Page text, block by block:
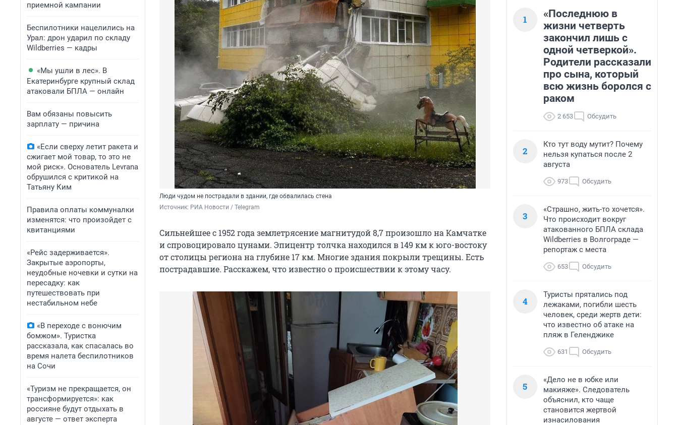
приемной кампании
Беспилотники нацелились на
Урал: дрон ударил по складу
Wildberries — кадры
«Мы ушли в лес». В
Екатеринбурге крупный склад
атаковали БПЛА — онлайн
Вам обязаны повысить
зарплату — причина
«Если сверху летит ракета и
сжигает мой товар, то это не
мой риск». Основатель Levrana
обрушился с критикой на
Татьяну Ким
Правила оплаты коммуналки
изменятся: что произойдет с
квитанциями
«Рейс задерживается».
Закрытые аэропорты,
неудобные ночевки и сутки на
пересадку: как
путешествовать при
нестабильном небе
«В переходе с вонючим
бомжом». Туристка
рассказала, как спасалась во
время налета беспилотников
на Сочи
«Туризм не прекращается, он
трансформируется»: как
россияне будут отдыхать в
августе — ответ эксперта
Люди чудом не пострадали в здании, где обвалилась стена
Источник: РИА Новости / Telegram
Сильнейшее с 1952 года землетрясение магнитудой 8,7 произошло на Камчатке
и спровоцировало цунами. Эпицентр толчка находился в 149 км к юго-востоку
от столицы региона на глубине 17 км. Многие здания покрыли трещины. Есть
пострадавшие. Расскажем, что известно о происшествии к этому часу.
1
«Последнюю в
жизни четверть
закончил лишь с
одной четверкой».
Родители рассказали
про сына, который
всю жизнь боролся с
раком
2 653 Обсудить
2
Кто тут воду мутит? Почему
нельзя купаться после 2
августа
973 Обсудить
3
«Страшно, жить-то хочется».
Что происходит вокруг
атакованного БПЛА склада
Wildberries в Волгограде —
репортаж с места
653 Обсудить
4
Туристы прятались под
лежаками, погибли шесть
человек, среди жертв дети:
что известно об атаке на
пляж в Геленджике
631 Обсудить
5
«Дело не в юбке или
макияже». Следователь
объяснил, кто чаще
становится жертвой
изнасилования